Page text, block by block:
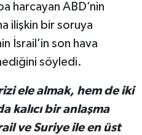
harcayan ABD’nin
ilişkin bir soruya
İsrail’in son hava
söyledi.
ele almak, hem de iki
kalıcı bir anlaşma
ve Suriye ile en üst